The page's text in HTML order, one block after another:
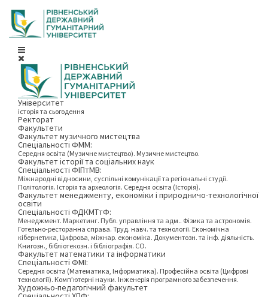
Університет
історія та сьогодення
Ректорат
Факультети
Факультет музичного мистецтва
Спеціальності ФММ:
Середня освіта (Музичне мистецтво). Музичне мистецтво.
Факультет історії та соціальних наук
Спеціальності ФІПтМВ:
Міжнародні відносини, суспільні комунікації та регіональні студії.
Політологія. Історія та археологія. Середня освіта (Історія).
Факультет менеджменту, економіки і природничо-технологічної
освіти
Спеціальності ФДКМТтФ:
Менеджмент. Маркетинг. Публ. управління та адм.. Фізика та астрономія.
Готельно-ресторанна справа. Труд. навч. та технології. Економічна
кібернетика, Цифрова, міжнар. економіка. Документозн. та інф. діяльність.
Книгозн., бібліотекозн. і бібліографія. СО.
Факультет математики та інформатики
Спеціальності ФМІ:
Середня освіта (Математика, Інформатика). Професійна освіта (Цифрові
технології). Комп’ютерні науки. Інженерія програмного забезпечення.
Художньо-педагогічний факультет